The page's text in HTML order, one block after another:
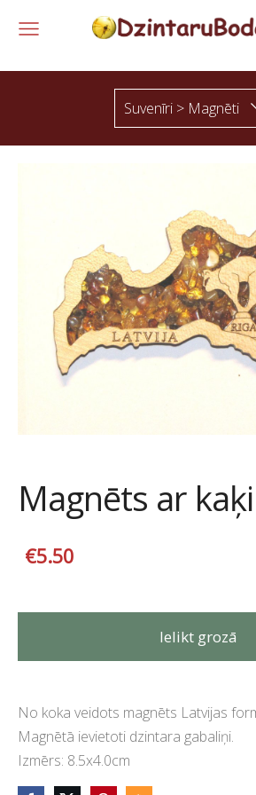
Suvenīri > Magnēti
Magnēts ar kaķi
€5.50
Ielikt grozā
No koka veidots magnēts Latvijas
Magnētā ievietoti dzintara gabaliņi.
Izmērs: 8.5x4.0cm